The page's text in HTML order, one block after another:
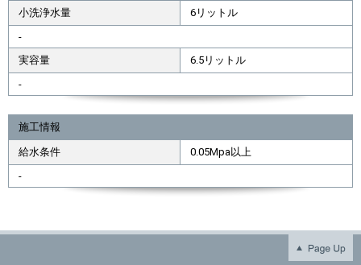
小洗浄水量
6リットル
-
実容量
6.5リットル
-
施工情報
給水条件
0.05Mpa以上
-